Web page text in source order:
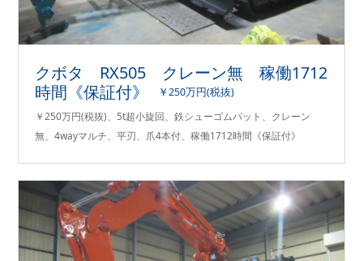
クボタ RX505 クレーン無 稼働1712
時間《保証付》
￥250万円(税抜)
￥250万円(税抜)、5t超小旋回、鉄シューゴムパット、クレーン
無、4wayマルチ、平刃、爪4本付、稼働1712時間《保証付》